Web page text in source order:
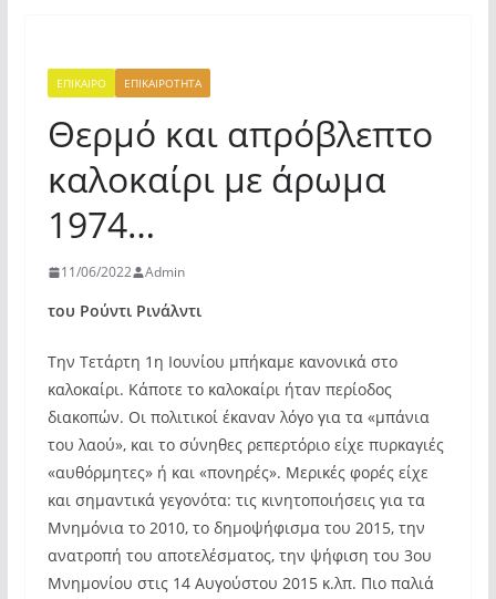
το διεφθαρμένο σύστημα εξουσίας»
ΕΠΙΚΑΙΡΟ ΕΠΙΚΑΙΡΟΤΗΤΑ
Θερμό και απρόβλεπτο
καλοκαίρι με άρωμα
1974…
11/06/2022 Admin
του Ρούντι Ρινάλντι
Την Τετάρτη 1η Ιουνίου μπήκαμε κανονικά στο
καλοκαίρι. Κάποτε το καλοκαίρι ήταν περίοδος
διακοπών. Oι πολιτικοί έκαναν λόγο για τα «μπάνια
του λαού», και το σύνηθες ρεπερτόριο είχε πυρκαγιές
«αυθόρμητες» ή και «πονηρές». Μερικές φορές είχε
και σημαντικά γεγονότα: τις κινητοποιήσεις για τα
Μνημόνια το 2010, το δημοψήφισμα του 2015, την
ανατροπή του αποτελέσματος, την ψήφιση του 3ου
Μνημονίου στις 14 Αυγούστου 2015 κ.λπ. Πιο παλιά